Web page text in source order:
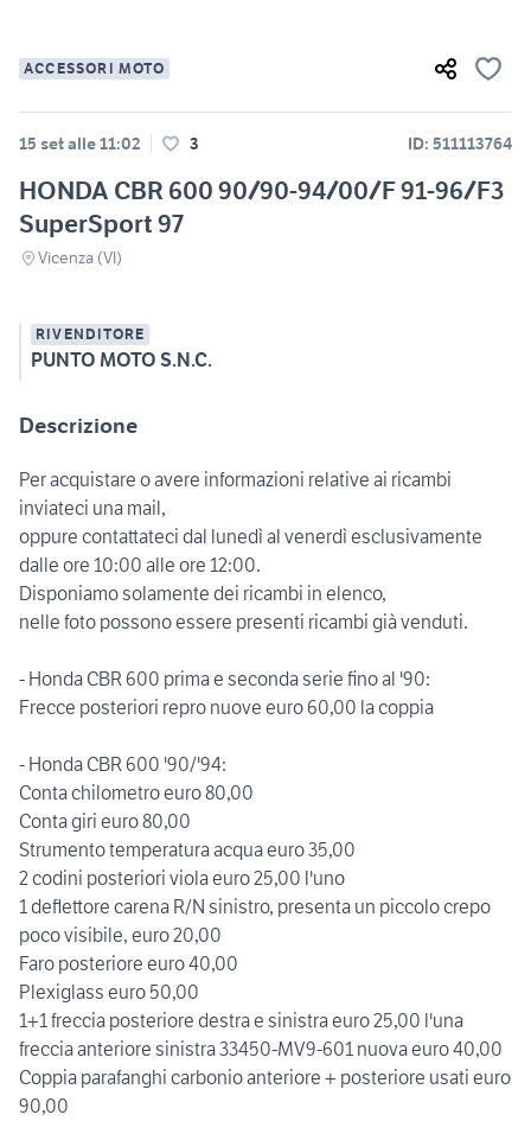
ACCESSORI MOTO
15 set alle 11:02 3 ID: 511113764
HONDA CBR 600 90/90-94/00/F 91-96/F3
SuperSport 97
Vicenza (VI)
RIVENDITORE
PUNTO MOTO S.N.C.
Descrizione
Per acquistare o avere informazioni relative ai ricambi
inviateci una mail,
oppure contattateci dal lunedì al venerdì esclusivamente
dalle ore 10:00 alle ore 12:00.
Disponiamo solamente dei ricambi in elenco,
nelle foto possono essere presenti ricambi già venduti.
- Honda CBR 600 prima e seconda serie fino al '90:
Frecce posteriori repro nuove euro 60,00 la coppia
- Honda CBR 600 '90/'94:
Conta chilometro euro 80,00
Conta giri euro 80,00
Strumento temperatura acqua euro 35,00
2 codini posteriori viola euro 25,00 l'uno
1 deflettore carena R/N sinistro, presenta un piccolo crepo
poco visibile, euro 20,00
Faro posteriore euro 40,00
Plexiglass euro 50,00
1+1 freccia posteriore destra e sinistra euro 25,00 l'una
freccia anteriore sinistra 33450-MV9-601 nuova euro 40,00
Coppia parafanghi carbonio anteriore + posteriore usati euro
90,00